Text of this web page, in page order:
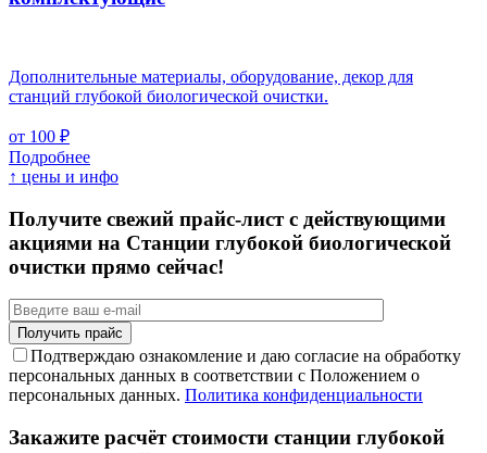
Дополнительные материалы, оборудование, декор для
станций глубокой биологической очистки.
от 100 ₽
Подробнее
↑ цены и инфо
Получите свежий прайс-лист с действующими
акциями на Станции глубокой биологической
очистки прямо сейчас!
Подтверждаю ознакомление и даю согласие на обработку
персональных данных в соответствии с Положением о
персональных данных. Политика конфиденциальности
Закажите расчёт стоимости станции глубокой